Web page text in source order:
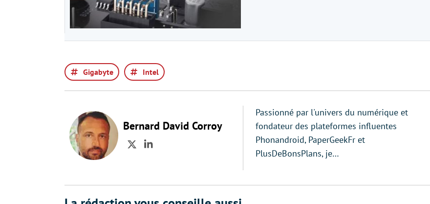
Gigabyte Intel
Bernard David Corroy
TwitterLinkedIn
Passionné par l'univers du numérique et
fondateur des plateformes influentes
Phonandroid, PaperGeekFr et
PlusDeBonsPlans, je…